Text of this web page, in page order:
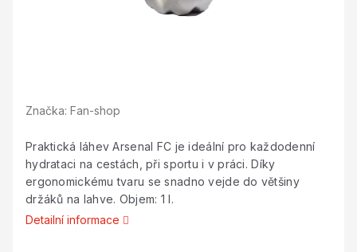
Značka: Fan-shop
Praktická láhev Arsenal FC je ideální pro každodenní
hydrataci na cestách, při sportu i v práci. Díky
ergonomickému tvaru se snadno vejde do většiny
držáků na lahve. Objem: 1 l.
Detailní informace